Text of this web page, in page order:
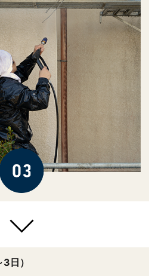
日）